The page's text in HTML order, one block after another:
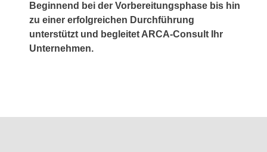
Beginnend bei der Vorbereitungsphase bis hin
zu einer erfolgreichen Durchführung
unterstützt und begleitet ARCA-Consult Ihr
Unternehmen.